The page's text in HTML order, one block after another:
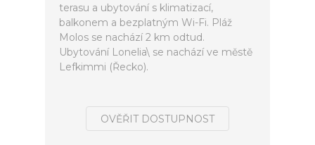
terasu a ubytování s klimatizací,
balkonem a bezplatným Wi-Fi. Pláž
Molos se nachází 2 km odtud.
Ubytování Lonelia\ se nachází ve městě
Lefkimmi (Řecko).
OVĚŘIT DOSTUPNOST